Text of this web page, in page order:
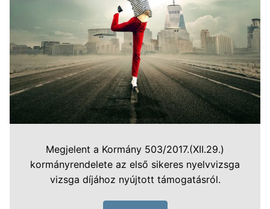
Megjelent a Kormány 503/2017.(XII.29.)
kormányrendelete az első sikeres nyelvvizsga
vizsga díjához nyújtott támogatásról.